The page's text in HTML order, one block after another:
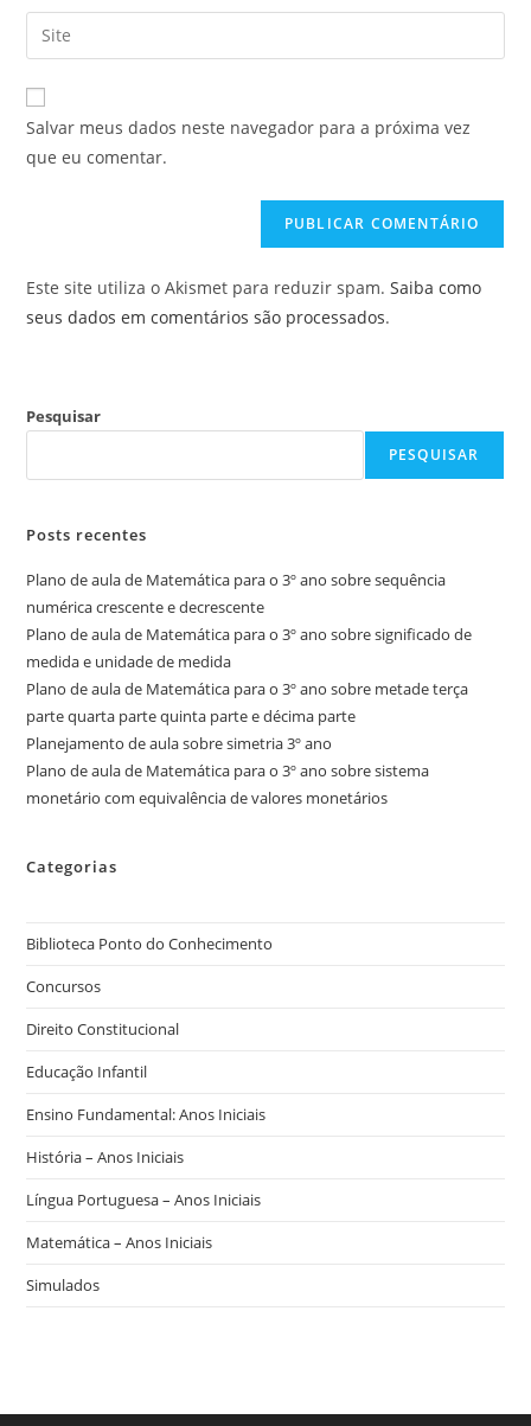
de
usuário
para
comentar
endereço
de
mail
para
comentar
Digite
o
URL
do
site
Salvar meus dados neste navegador para a próxima vez
que eu comentar.
Este site utiliza o Akismet para reduzir spam.Saiba como
seus dados em comentários são processados.
Pesquisar
PESQUISAR
Posts recentes
Plano de aula de Matemática para o 3º ano sobre sequência
numérica crescente e decrescente
Plano de aula de Matemática para o 3º ano sobre significado de
medida e unidade de medida
Plano de aula de Matemática para o 3º ano sobre metade terça
parte quarta parte quinta parte e décima parte
Planejamento de aula sobre simetria 3º ano
Plano de aula de Matemática para o 3º ano sobre sistema
monetário com equivalência de valores monetários
Categorias
Biblioteca Ponto do Conhecimento
Concursos
Direito Constitucional
Educação Infantil
Ensino Fundamental: Anos Iniciais
História – Anos Iniciais
Língua Portuguesa – Anos Iniciais
Matemática – Anos Iniciais
Simulados